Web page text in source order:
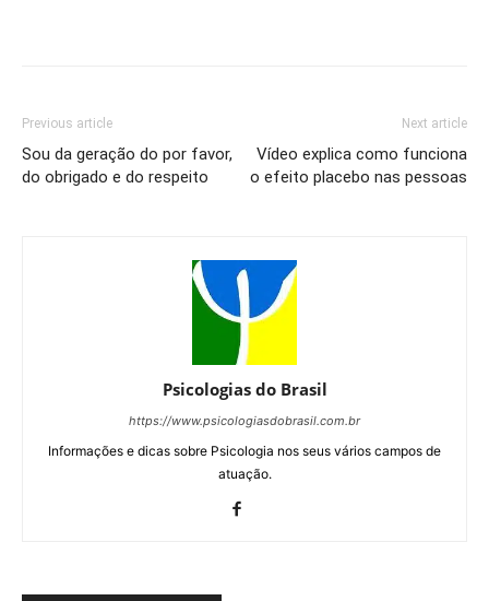
Previous article
Sou da geração do por favor,
do obrigado e do respeito
Next article
Vídeo explica como funciona
o efeito placebo nas pessoas
Psicologias do Brasil
https://www.psicologiasdobrasil.com.br
Informações e dicas sobre Psicologia nos seus vários campos de
atuação.